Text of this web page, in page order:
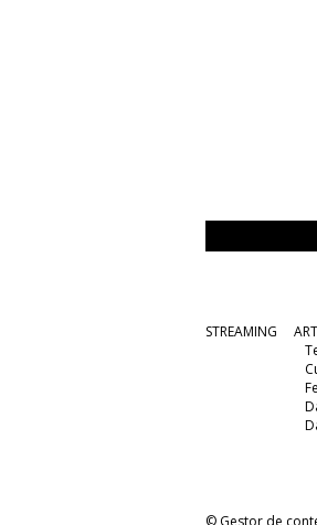
STREAMING